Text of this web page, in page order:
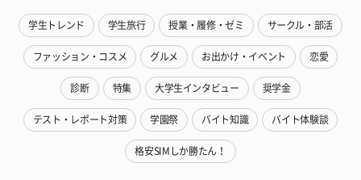
学生トレンド 学生旅行 授業・履修・ゼミ サークル・部活
ファッション・コスメ グルメ お出かけ・イベント 恋愛
診断 特集 大学生インタビュー 奨学金
テスト・レポート対策 学園祭 バイト知識 バイト体験談
格安SIMしか勝たん！